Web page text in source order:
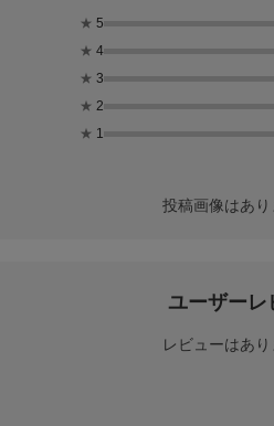
★ 5
★ 4
★ 3
★ 2
★ 1
投稿画像はあり
ユーザーレ
レビューはあり